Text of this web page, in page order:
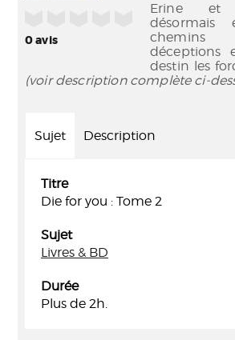
0avis
Erine et
désormais
chemins
déceptions
destin les
(voir description complète ci-
Sujet Description
Titre
Die for you : Tome 2
Sujet
Livres & BD
Durée
Plus de 2h.